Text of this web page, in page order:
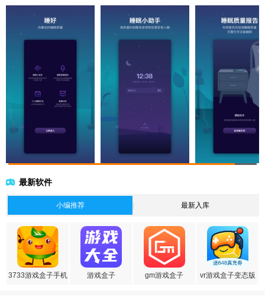
最新软件
小编推荐 最新入库
3733游戏盒子手机
游戏盒子 gm游戏盒子 vr游戏盒子变态版